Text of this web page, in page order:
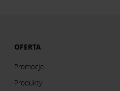
OFERTA
Promocje
Produkty